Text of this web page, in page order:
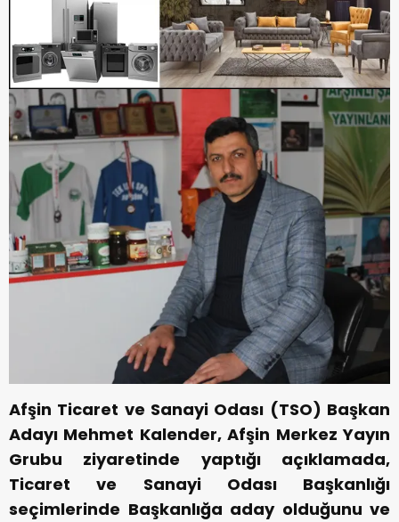
Afşin Ticaret ve Sanayi Odası (TSO) Başkan
Adayı Mehmet Kalender, Afşin Merkez Yayın
Grubu ziyaretinde yaptığı açıklamada,
Ticaret ve Sanayi Odası Başkanlığı
seçimlerinde Başkanlığa aday olduğunu ve